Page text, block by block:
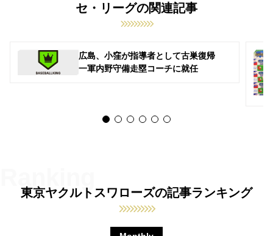
セ・リーグの関連記事
広島、小窪が指導者として古巣復帰
一軍内野守備走塁コーチに就任
東京ヤクルトスワローズの記事ランキング